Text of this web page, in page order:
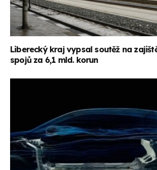
Liberecký kraj vypsal soutěž na
spojů za 6,1 mld. korun